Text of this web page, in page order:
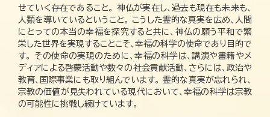
せていく存在であること。 神仏が実在し、過去も現在も未来も、
人類を導いているということ。 こうした霊的な真実を広め、人間
にとっての本当の幸福を探究すると共に、神仏の願う平和で繁
栄した世界を実現することこそ、幸福の科学の使命であり目的で
す。 その使命の実現のために、幸福の科学は、講演や書籍やメ
ディアによる啓蒙活動や数々の社会貢献活動、さらには、政治や
教育、国際事業にも取り組んでいます。 霊的な真実が忘れられ、
宗教の価値が見失われている現代において、幸福の科学は宗教
の可能性に挑戦し続けています。